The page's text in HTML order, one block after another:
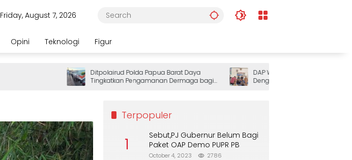
Friday, August 7, 2026
Opini Teknologi Figur
Ditpolairud Polda Papua Barat Daya
Tingkatkan Pengamanan Dermaga bagi
Wisatawan
DAP Wilayah III Doberay Gelar Rapat
Dengar Pendapat, Perkuat Sinergi
Pemerintah dan Masyarakat Adat
Terpopuler
1
Sebut,PJ Gubernur Belum Bagi
Paket OAP Demo PUPR PB
October 4, 2023 2786